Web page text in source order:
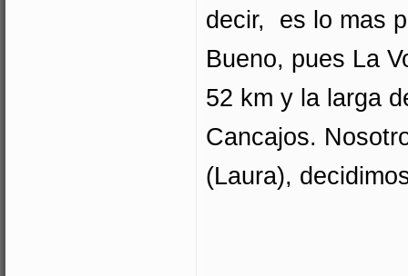
decir, es lo mas
Bueno, pues La
52 km y la larga
Cancajos.
(Laura),